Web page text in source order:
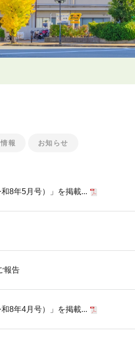
報 お知らせ
8年5月号）」を掲載...
報告
8年4月号）」を掲載...